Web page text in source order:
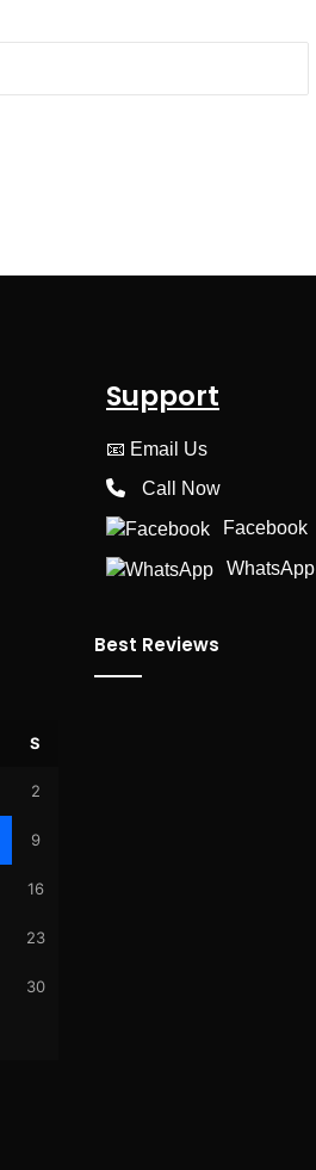
S
2
9
16
23
30
Support
📧 Email Us
Call Now
Facebook
WhatsApp
Best Reviews